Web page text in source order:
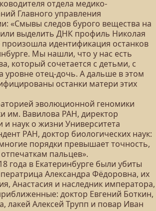
отдела медико-
Главного управления
«Смывы следов бурого вещества на
выделить ДНК профиль Николая
идентификация останков
Мы нашли, что у нас есть
который сочетается с детьми, с
отец-дочь. А дальше в этом
останки матери этих
эволюционной геномики
им. Вавилова РАН, директор
и наук о жизни Университета
РАН, доктор биологических наук:
порядки превышает точность,
пальцев».
года в Екатеринбурге были убиты
Александра Фёдоровна, их
Анастасия и наследник императора,
доктор Евгений Боткин,
лакей Алексей Трупп и повар Иван